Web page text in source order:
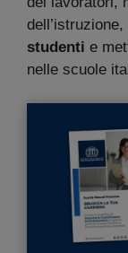
studenti e
nelle scuole